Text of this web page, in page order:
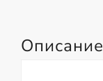
Описание